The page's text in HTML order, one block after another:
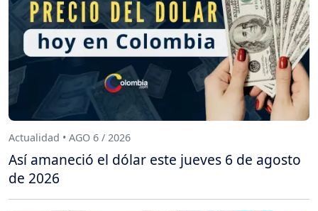
Actualidad • AGO 6 / 2026
Así amaneció el dólar este jueves 6 de agosto
de 2026